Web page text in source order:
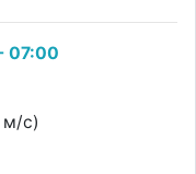
07:00
м/с)